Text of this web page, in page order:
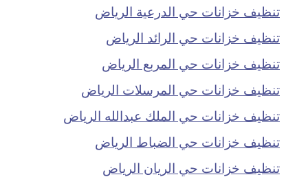
تنظيف خزانات حي الدرعية الرياض
تنظيف خزانات حي الرائد الرياض
تنظيف خزانات حي المربع الرياض
تنظيف خزانات حي المرسلات الرياض
تنظيف خزانات حي الملك عبدالله الرياض
تنظيف خزانات حي الضباط الرياض
تنظيف خزانات حي الريان الرياض